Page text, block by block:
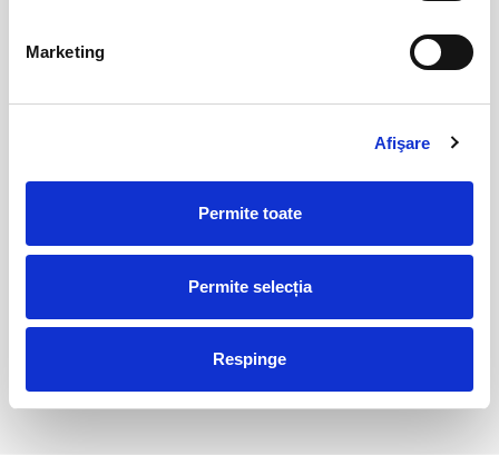
Marketing
Afişare
Permite toate
Permite selecția
Respinge